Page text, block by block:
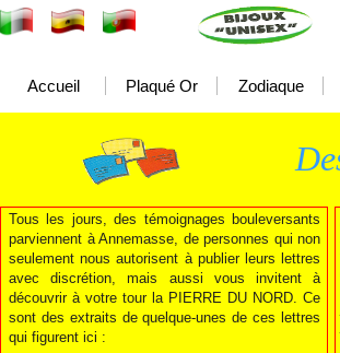
Accueil Plaqué Or Zodiaque
Tous les jours, des témoignages bouleversants
parviennent à Annemasse, de personnes qui non
seulement nous autorisent à publier leurs lettres
avec discrétion, mais aussi vous invitent à
découvrir à votre tour la PIERRE DU NORD. Ce
sont des extraits de quelque-unes de ces lettres
qui figurent ici :